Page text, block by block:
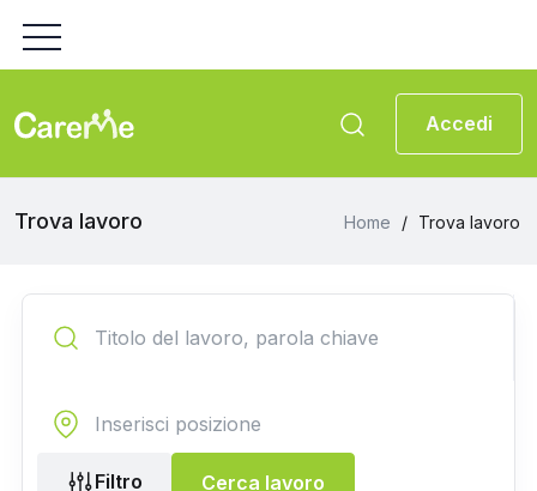
Accedi
Trova lavoro Home / Trova lavoro
Filtro Cerca lavoro